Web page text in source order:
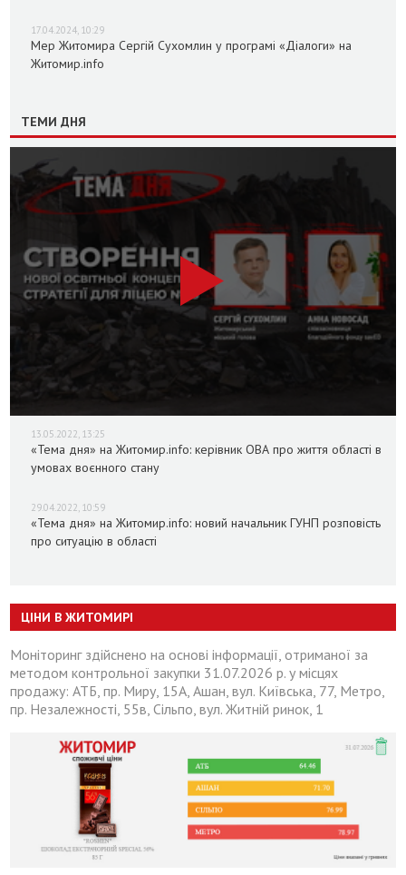
17.04.2024, 10:29
Мер Житомира Сергій Сухомлин у програмі «Діалоги» на
Житомир.info
ТЕМИ ДНЯ
13.05.2022, 13:25
«Тема дня» на Житомир.info: керівник ОВА про життя області в
умовах воєнного стану
29.04.2022, 10:59
«Тема дня» на Житомир.info: новий начальник ГУНП розповість
про ситуацію в області
ЦІНИ В ЖИТОМИРІ
Моніторинг здійснено на основі інформації, отриманої за
методом контрольної закупки 31.07.2026 р. у місцях
продажу: АТБ, пр. Миру, 15А, Ашан, вул. Київська, 77, Метро,
пр. Незалежності, 55в, Сільпо, вул. Житній ринок, 1